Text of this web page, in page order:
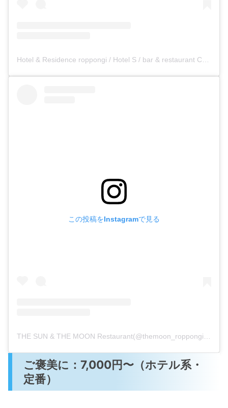
この投稿をInstagramで見る
THE SUN & THE MOON Restaurant(@themoon_roppongi)がシェアした投稿
ご褒美に：7,000円〜（ホテル系・
定番）